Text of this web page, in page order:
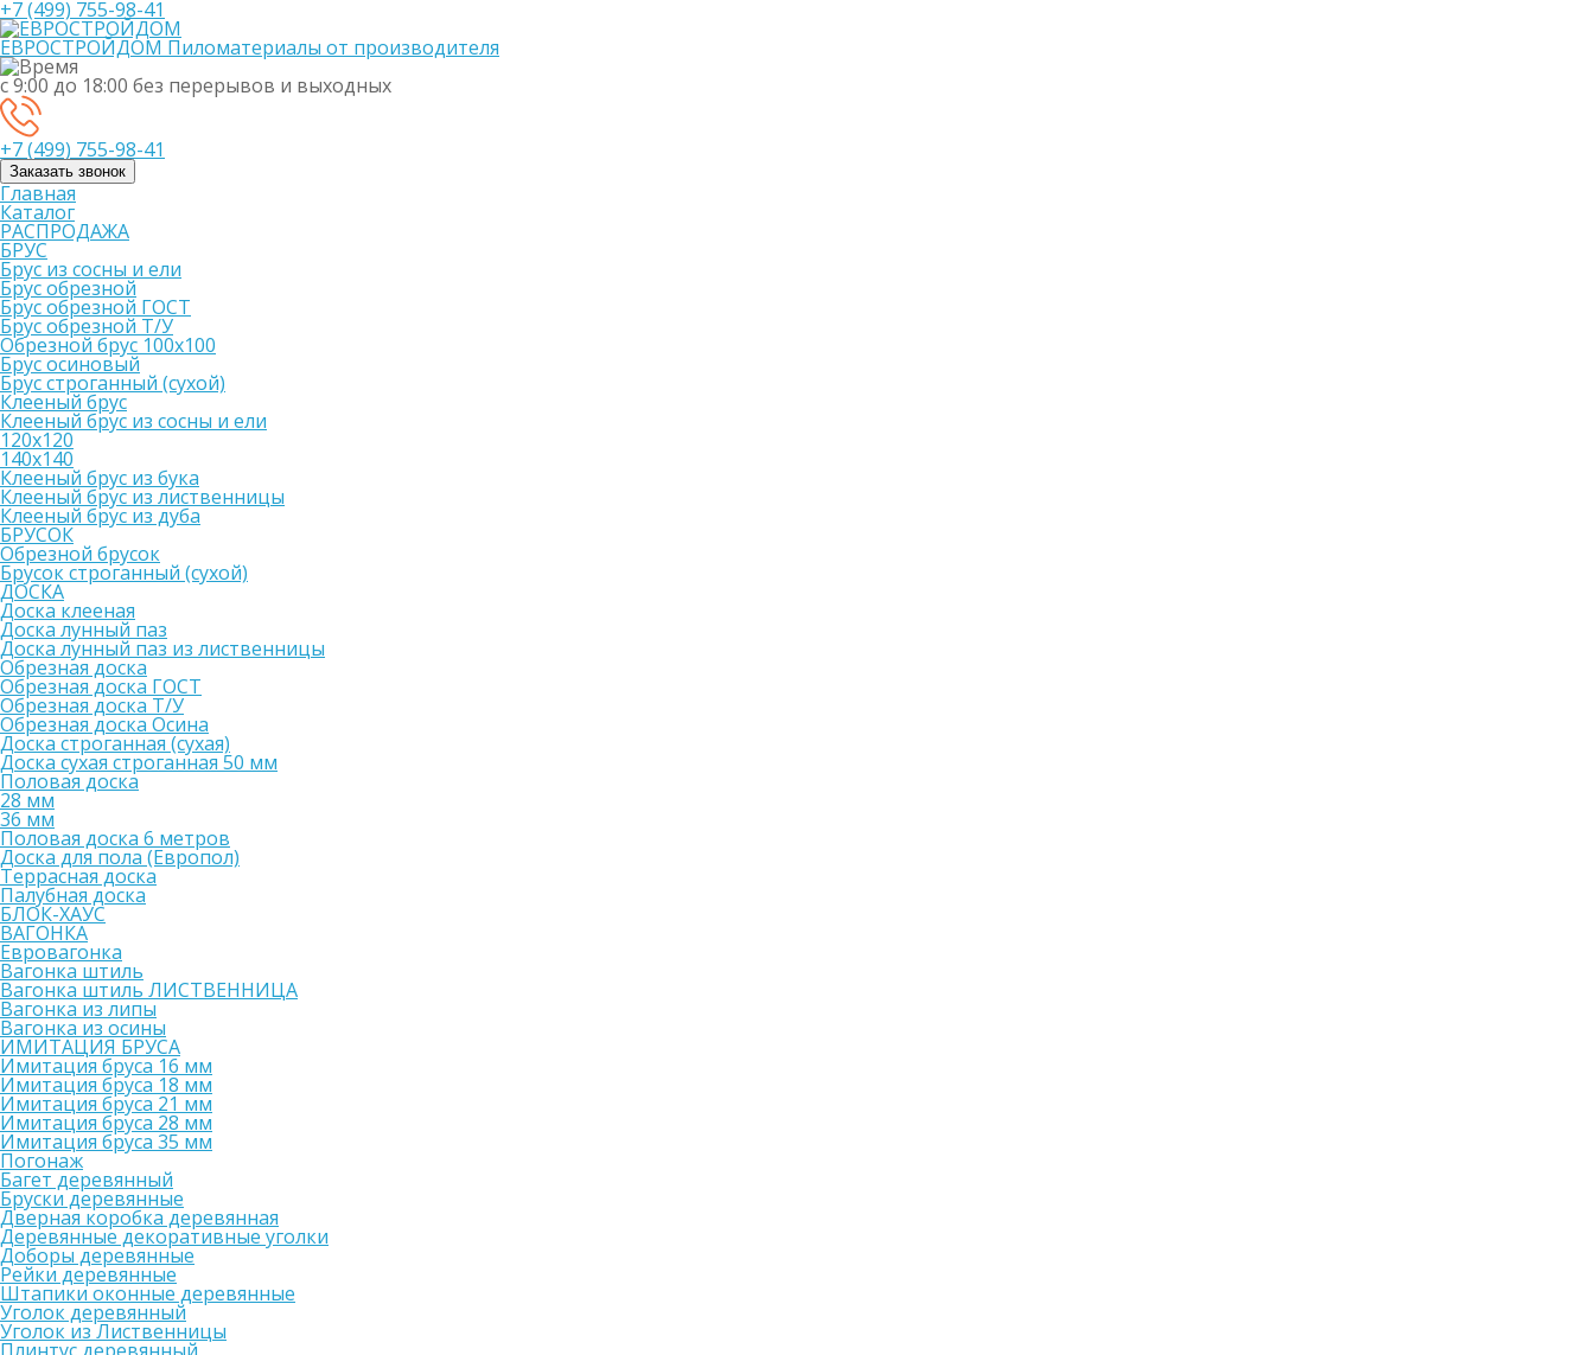
+7 (499) 755-98-41
ЕВРОСТРОЙДОМ Пиломатериалы от производителя
с 9:00 до 18:00 без перерывов и выходных
+7 (499) 755-98-41
Заказать звонок
Главная
Каталог
РАСПРОДАЖА
БРУС
Брус из сосны и ели
Брус обрезной
Брус обрезной ГОСТ
Брус обрезной Т/У
Обрезной брус 100х100
Брус осиновый
Брус строганный (сухой)
Клееный брус
Клееный брус из сосны и ели
120х120
140х140
Клееный брус из бука
Клееный брус из лиственницы
Клееный брус из дуба
БРУСОК
Обрезной брусок
Брусок строганный (сухой)
ДОСКА
Доска клееная
Доска лунный паз
Доска лунный паз из лиственницы
Обрезная доска
Обрезная доска ГОСТ
Обрезная доска Т/У
Обрезная доска Осина
Доска строганная (сухая)
Доска сухая строганная 50 мм
Половая доска
28 мм
36 мм
Половая доска 6 метров
Доска для пола (Европол)
Террасная доска
Палубная доска
БЛОК-ХАУС
ВАГОНКА
Евровагонка
Вагонка штиль
Вагонка штиль ЛИСТВЕННИЦА
Вагонка из липы
Вагонка из осины
ИМИТАЦИЯ БРУСА
Имитация бруса 16 мм
Имитация бруса 18 мм
Имитация бруса 21 мм
Имитация бруса 28 мм
Имитация бруса 35 мм
Погонаж
Багет деревянный
Бруски деревянные
Дверная коробка деревянная
Деревянные декоративные уголки
Доборы деревянные
Рейки деревянные
Штапики оконные деревянные
Уголок деревянный
Уголок из Лиственницы